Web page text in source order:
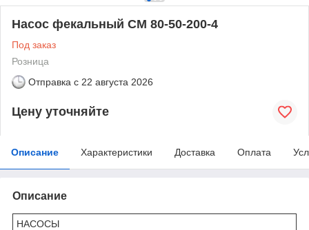
Насос фекальный СМ 80-50-200-4
Под заказ
Розница
Отправка с 22 августа 2026
Цену уточняйте
Описание Характеристики Доставка Оплата
Описание
НАСОСЫ